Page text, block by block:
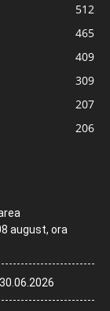
512
465
409
309
207
206
august, ora